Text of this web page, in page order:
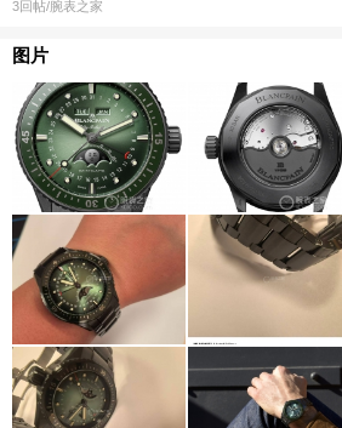
3回帖/腕表之家
图片